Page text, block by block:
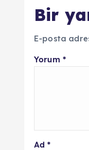
Bir
E-posta
Yorum *
Ad*